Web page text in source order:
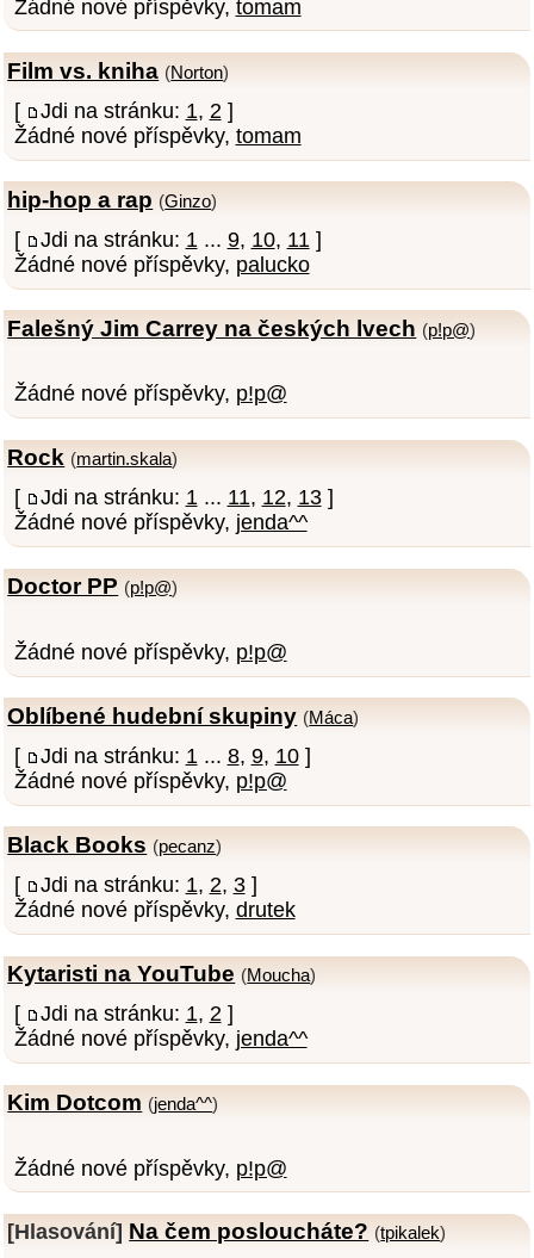
Žádné nové příspěvky, tomam
Film vs. kniha (Norton)
[ Jdi na stránku: 1, 2 ]
Žádné nové příspěvky, tomam
hip-hop a rap (Ginzo)
[ Jdi na stránku: 1... 9, 10, 11]
Žádné nové příspěvky, palucko
Falešný Jim Carrey na českých lvech (p!p@)
Žádné nové příspěvky, p!p@
Rock (martin.skala)
[ Jdi na stránku: 1... 11, 12, 13]
Žádné nové příspěvky, jenda^^
Doctor PP (p!p@)
Žádné nové příspěvky, p!p@
Oblíbené hudební skupiny (Máca)
[ Jdi na stránku: 1 ... 8, 9, 10]
Žádné nové příspěvky, p!p@
Black Books (pecanz)
[ Jdi na stránku: 1, 2, 3]
Žádné nové příspěvky, drutek
Kytaristi na YouTube (Moucha)
[ Jdi na stránku: 1, 2]
Žádné nové příspěvky, jenda^^
Kim Dotcom (jenda^^)
Žádné nové příspěvky, p!p@
[Hlasování] Na čem posloucháte? (tpikalek)